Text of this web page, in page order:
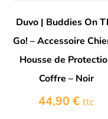
Duvo | Buddies On
Go! – Accessoire
Housse de
Coffre – Noir
44,90€ ttc